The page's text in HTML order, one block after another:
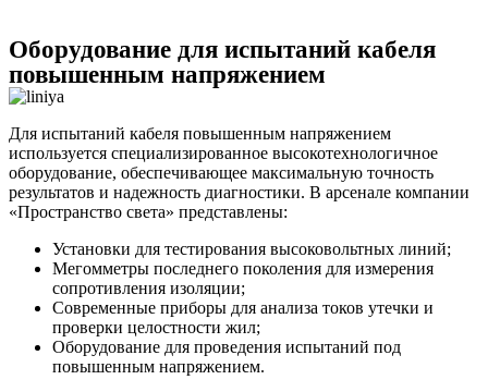
Оборудование для испытаний кабеля
повышенным напряжением
Для испытаний кабеля повышенным напряжением
используется специализированное высокотехнологичное
оборудование, обеспечивающее максимальную точность
результатов и надежность диагностики. В арсенале компании
«Пространство света» представлены:
Установки для тестирования высоковольтных линий;
Мегомметры последнего поколения для измерения
сопротивления изоляции;
Современные приборы для анализа токов утечки и
проверки целостности жил;
Оборудование для проведения испытаний под
повышенным напряжением.